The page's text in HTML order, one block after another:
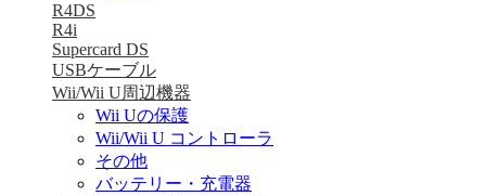
R4DS
R4i
Supercard DS
USBケーブル
Wii/Wii U周辺機器
Wii Uの保護
Wii/Wii U コントローラ
その他
バッテリー・充電器